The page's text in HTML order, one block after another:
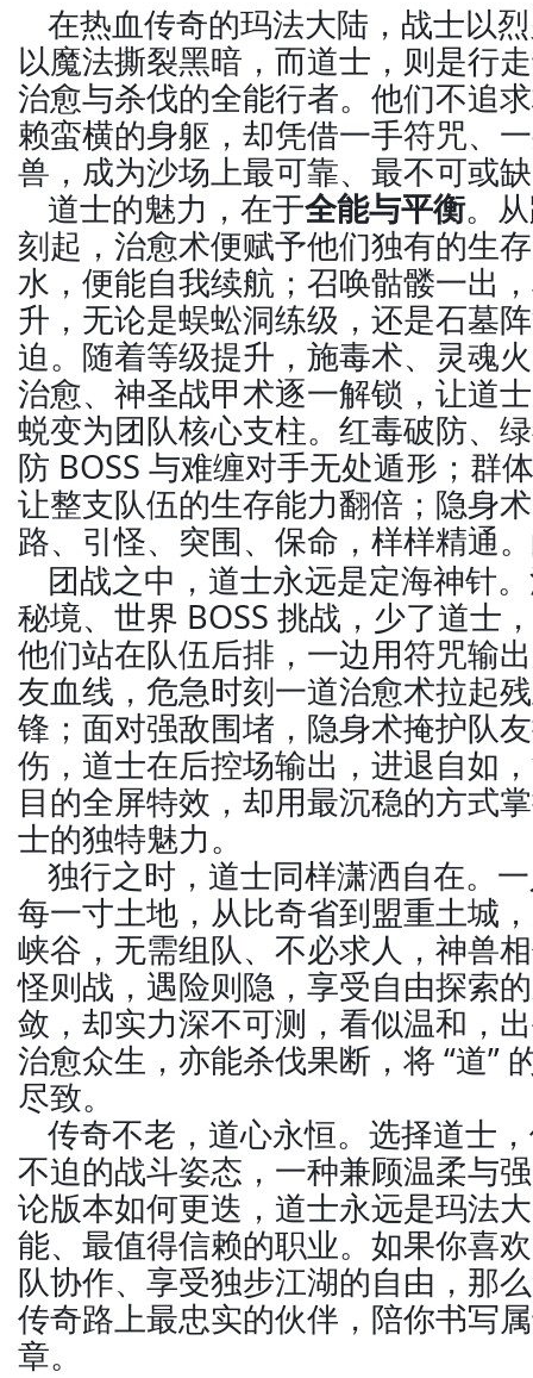
在热血传奇的玛法大陆，战士以
以魔法撕裂黑暗，而道士，则是行
治愈与杀伐的全能行者。他们不追
赖蛮横的身躯，却凭借一手符咒、
兽，成为沙场上最可靠、最不可或
道士的魅力，在于全能与平衡。
刻起，治愈术便赋予他们独有的生
水，便能自我续航；召唤骷髅一出
升，无论是蜈蚣洞练级，还是石墓
迫。随着等级提升，施毒术、灵魂
治愈、神圣战甲术逐一解锁，让道
蜕变为团队核心支柱。红毒破防、
防 BOSS 与难缠对手无处遁形；群
让整支队伍的生存能力翻倍；隐身
路、引怪、突围、保命，样样精通。
团战之中，道士永远是定海神针
秘境、世界 BOSS 挑战，少了道士
他们站在队伍后排，一边用符咒输
友血线，危急时刻一道治愈术拉起
锋；面对强敌围堵，隐身术掩护队
伤，道士在后控场输出，进退自如
目的全屏特效，却用最沉稳的方式
士的独特魅力。
独行之时，道士同样潇洒自在。
每一寸土地，从比奇省到盟重土城
峡谷，无需组队、不必求人，神兽
怪则战，遇险则隐，享受自由探索
敛，却实力深不可测，看似温和，
治愈众生，亦能杀伐果断，将 “道”
尽致。
传奇不老，道心永恒。选择道士
不迫的战斗姿态，一种兼顾温柔与
论版本如何更迭，道士永远是玛法
能、最值得信赖的职业。如果你喜
队协作、享受独步江湖的自由，那
传奇路上最忠实的伙伴，陪你书写
章。